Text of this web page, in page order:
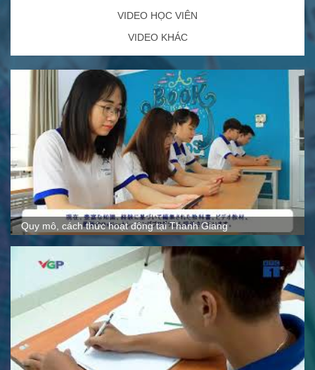
VIDEO HỌC VIÊN
VIDEO KHÁC
Quy mô, cách thức hoạt động tại Thanh Giang